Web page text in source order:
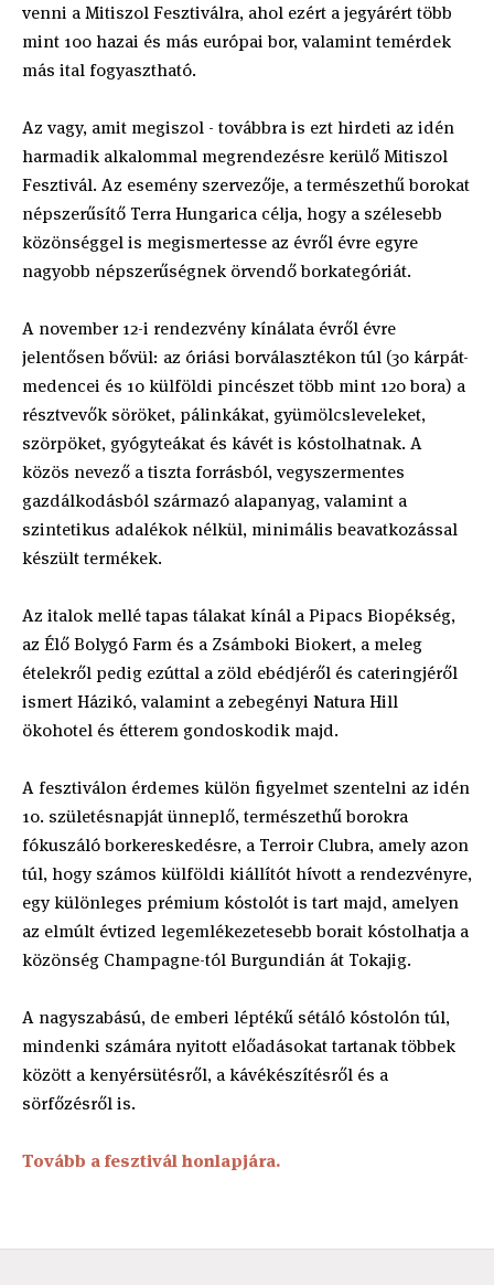
venni a Mitiszol Fesztiválra, ahol ezért a jegyárért több
mint 100 hazai és más európai bor, valamint temérdek
más ital fogyasztható.
Az vagy, amit megiszol - továbbra is ezt hirdeti az idén
harmadik alkalommal megrendezésre kerülő Mitiszol
Fesztivál. Az esemény szervezője, a természethű borokat
népszerűsítő Terra Hungarica célja, hogy a szélesebb
közönséggel is megismertesse az évről évre egyre
nagyobb népszerűségnek örvendő borkategóriát.
A november 12-i rendezvény kínálata évről évre
jelentősen bővül: az óriási borválasztékon túl (30 kárpát-
medencei és 10 külföldi pincészet több mint 120 bora) a
résztvevők söröket, pálinkákat, gyümölcsleveleket,
szörpöket, gyógyteákat és kávét is kóstolhatnak. A
közös nevező a tiszta forrásból, vegyszermentes
gazdálkodásból származó alapanyag, valamint a
szintetikus adalékok nélkül, minimális beavatkozással
készült termékek.
Az italok mellé tapas tálakat kínál a Pipacs Biopékség,
az Élő Bolygó Farm és a Zsámboki Biokert, a meleg
ételekről pedig ezúttal a zöld ebédjéről és cateringjéről
ismert Házikó, valamint a zebegényi Natura Hill
ökohotel és étterem gondoskodik majd.
A fesztiválon érdemes külön figyelmet szentelni az idén
10. születésnapját ünneplő, természethű borokra
fókuszáló borkereskedésre, a Terroir Clubra, amely azon
túl, hogy számos külföldi kiállítót hívott a rendezvényre,
egy különleges prémium kóstolót is tart majd, amelyen
az elmúlt évtized legemlékezetesebb borait kóstolhatja a
közönség Champagne-tól Burgundián át Tokajig.
A nagyszabású, de emberi léptékű sétáló kóstolón túl,
mindenki számára nyitott előadásokat tartanak többek
között a kenyérsütésről, a kávékészítésről és a
sörfőzésről is.
Tovább a fesztivál honlapjára.